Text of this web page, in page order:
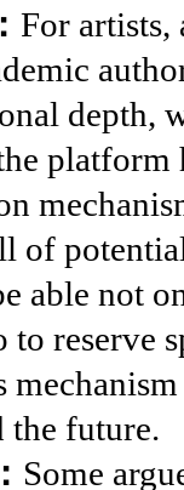
For artists,
depth,
platform
of
able not
to reserve
the future.
Some